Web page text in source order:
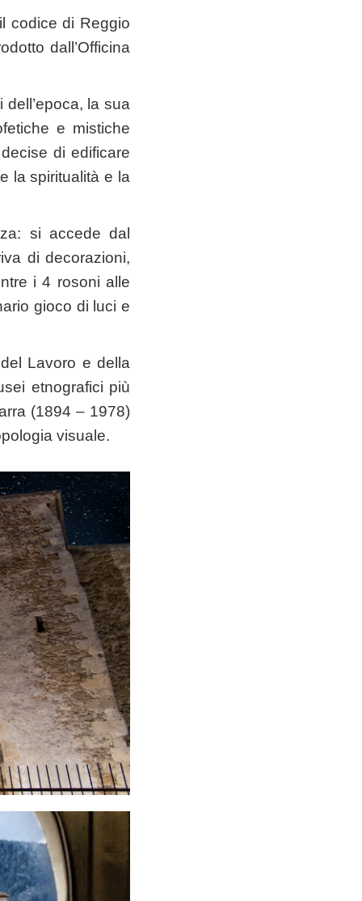
codice di Reggio
dall’Officina
la sua
e mistiche
di edificare
la spiritualità e la
si accede dal
di decorazioni,
i 4 rosoni alle
gioco di luci e
Lavoro e della
etnografici più
(1894 – 1978)
visuale.